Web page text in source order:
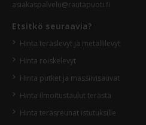
asiakaspalvelu@rautapuoti.fi
Etsitkö seuraavia?
Hinta teräslevyt ja metallilevyt
Hinta roiskelevyt
Hinta putket ja massiivisauvat
Hinta ilmoitustaulut terästä
Hinta teräsreunat istutuksille